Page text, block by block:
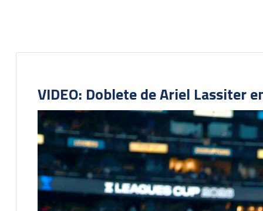
VIDEO: Doblete de Ariel Lassiter